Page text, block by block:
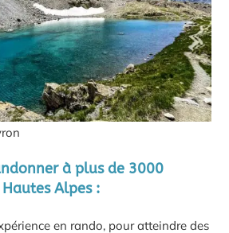
à plus de 3000
Alpes :
en rando, pour atteindre des